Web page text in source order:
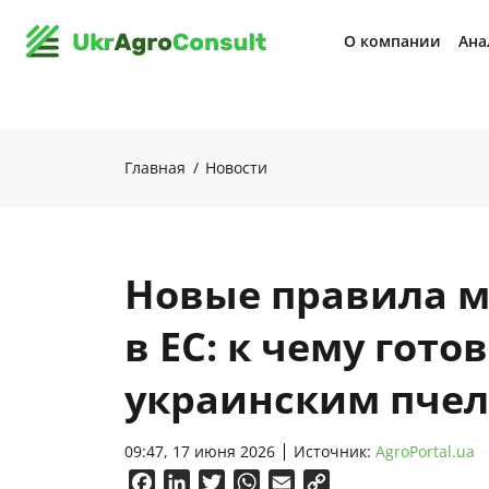
О компании
Главная Новости
Новые правила
в ЕС: к чему
украинским
09:47, 17 июня 2026 Источник: AgroPortal.ua
FacebookLinkedInTwitterWhatsApp
Email